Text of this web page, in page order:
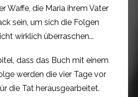
Waffe, die Maria ihrem Vater
sein, um sich die Folgen
wirklich überraschen...
dass das Buch mit einem
werden die vier Tage vor
die Tat herausgearbeitet.